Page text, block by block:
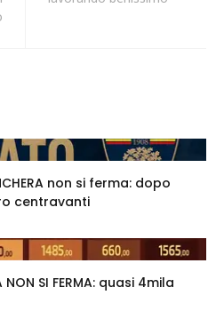
non si ferma: dopo
centravanti
NON SI FERMA: quasi 4mila